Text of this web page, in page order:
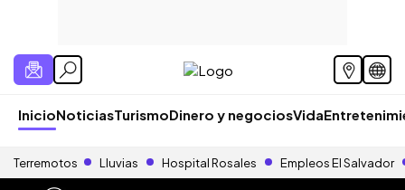
InicioNoticiasTurismoDinero y negociosVida
Terremotos Lluvias Hospital Rosales Empleos El Salvador